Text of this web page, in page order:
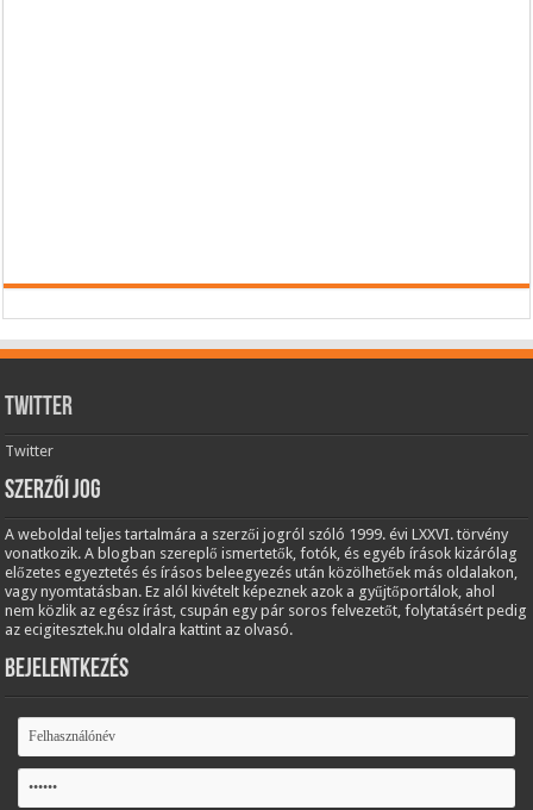
Twitter
Twitter
Szerzői jog
A weboldal teljes tartalmára a szerzői jogról szóló 1999. évi LXXVI. törvény
vonatkozik. A blogban szereplő ismertetők, fotók, és egyéb írások kizárólag
előzetes egyeztetés és írásos beleegyezés után közölhetőek más oldalakon,
vagy nyomtatásban. Ez alól kivételt képeznek azok a gyűjtőportálok, ahol
nem közlik az egész írást, csupán egy pár soros felvezetőt, folytatásért pedig
az ecigitesztek.hu oldalra kattint az olvasó.
Bejelentkezés